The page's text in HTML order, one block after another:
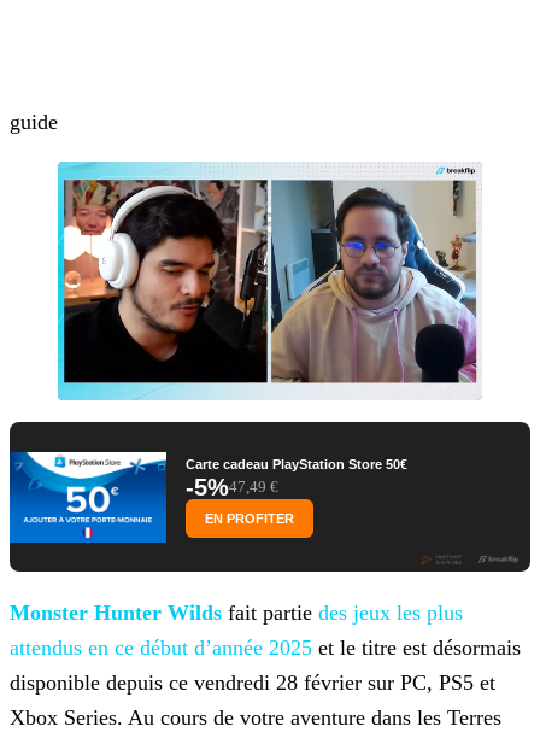
guide
Carte cadeau PlayStation Store 50€
-5%47,49 €
EN PROFITER
Monster Hunter Wilds fait partie des jeux les plus
attendus en ce début d’année 2025 et le titre est désormais
disponible depuis ce vendredi 28 février sur PC, PS5 et
Xbox Series. Au cours de votre aventure dans les Terres